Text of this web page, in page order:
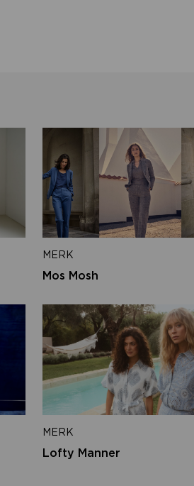
kwijt? Vul het e-mailadres in
bij jouw account en klik op
verstuur.
VERSTUUR
MERK
Mos Mosh
MERK
Lofty Manner